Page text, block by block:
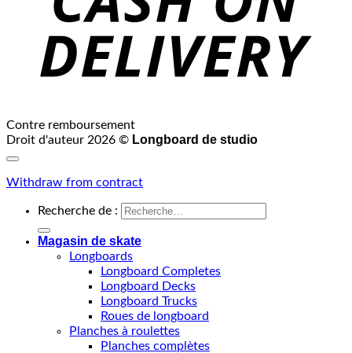
Contre remboursement
Droit d'auteur 2026 © Longboard de studio
Withdraw from contract
Recherche de :
Magasin de skate
Longboards
Longboard Completes
Longboard Decks
Longboard Trucks
Roues de longboard
Planches à roulettes
Planches complètes